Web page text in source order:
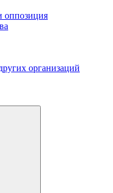
оппозиция
организаций